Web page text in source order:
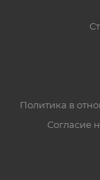
Политика в
Согласие